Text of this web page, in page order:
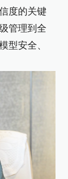
度的关键
管理到全
型安全、